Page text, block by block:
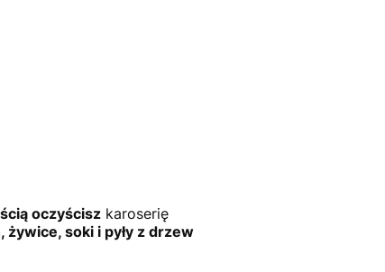
oczyściszkaroserię
soki i pyły z drzew